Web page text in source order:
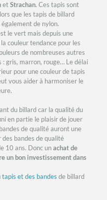
etStrachan. Ces tapis sont
que les tapis de billard
de nylon.
le vert mais depuis une
couleur tendance pour les
de nombreuses autres
: gris, marron, rouge… Le délai
pour une couleur de tapis
vous aider à harmoniser le
du billard car la qualité du
en partie le plaisir de jouer
de qualité auront une
bandes de qualité
10 ans. Donc unachat de
un bon investissement dans
et des bandes de billard